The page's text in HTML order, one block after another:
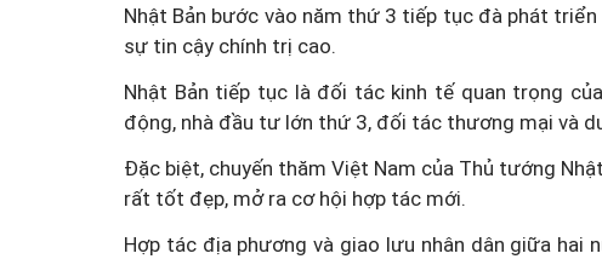
Nhật Bản bước vào năm thứ 3 tiếp tục đà phát
sự tin cậy chính trị cao.
Nhật Bản tiếp tục là đối tác kinh tế quan trọng
động, nhà đầu tư lớn thứ 3, đối tác thương mại và
Đặc biệt, chuyến thăm Việt Nam của Thủ tướng
rất tốt đẹp, mở ra cơ hội hợp tác mới.
Hợp tác địa phương và giao lưu nhân dân giữa hai